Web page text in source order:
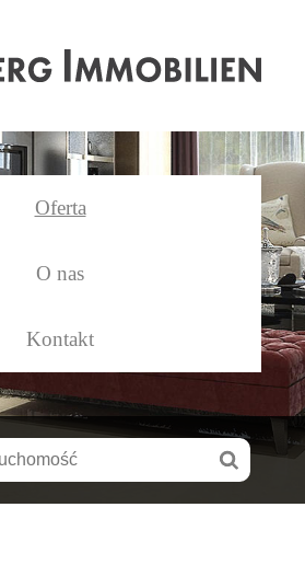
Oferta
O nas
Kontakt